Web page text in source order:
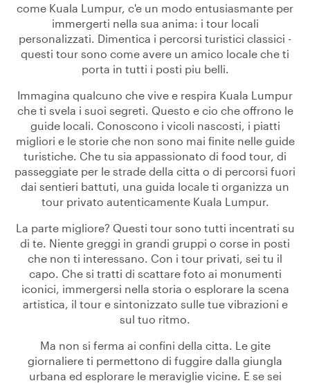
come Kuala Lumpur, c'e un modo entusiasmante per
immergerti nella sua anima: i tour locali
personalizzati. Dimentica i percorsi turistici classici -
questi tour sono come avere un amico locale che ti
porta in tutti i posti piu belli.
Immagina qualcuno che vive e respira Kuala Lumpur
che ti svela i suoi segreti. Questo e cio che offrono le
guide locali. Conoscono i vicoli nascosti, i piatti
migliori e le storie che non sono mai finite nelle guide
turistiche. Che tu sia appassionato di food tour, di
passeggiate per le strade della citta o di percorsi fuori
dai sentieri battuti, una guida locale ti organizza un
tour privato autenticamente Kuala Lumpur.
La parte migliore? Questi tour sono tutti incentrati su
di te. Niente greggi in grandi gruppi o corse in posti
che non ti interessano. Con i tour privati, sei tu il
capo. Che si tratti di scattare foto ai monumenti
iconici, immergersi nella storia o esplorare la scena
artistica, il tour e sintonizzato sulle tue vibrazioni e
sul tuo ritmo.
Ma non si ferma ai confini della citta. Le gite
giornaliere ti permettono di fuggire dalla giungla
urbana ed esplorare le meraviglie vicine. E se sei